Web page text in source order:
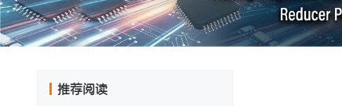
推荐阅读